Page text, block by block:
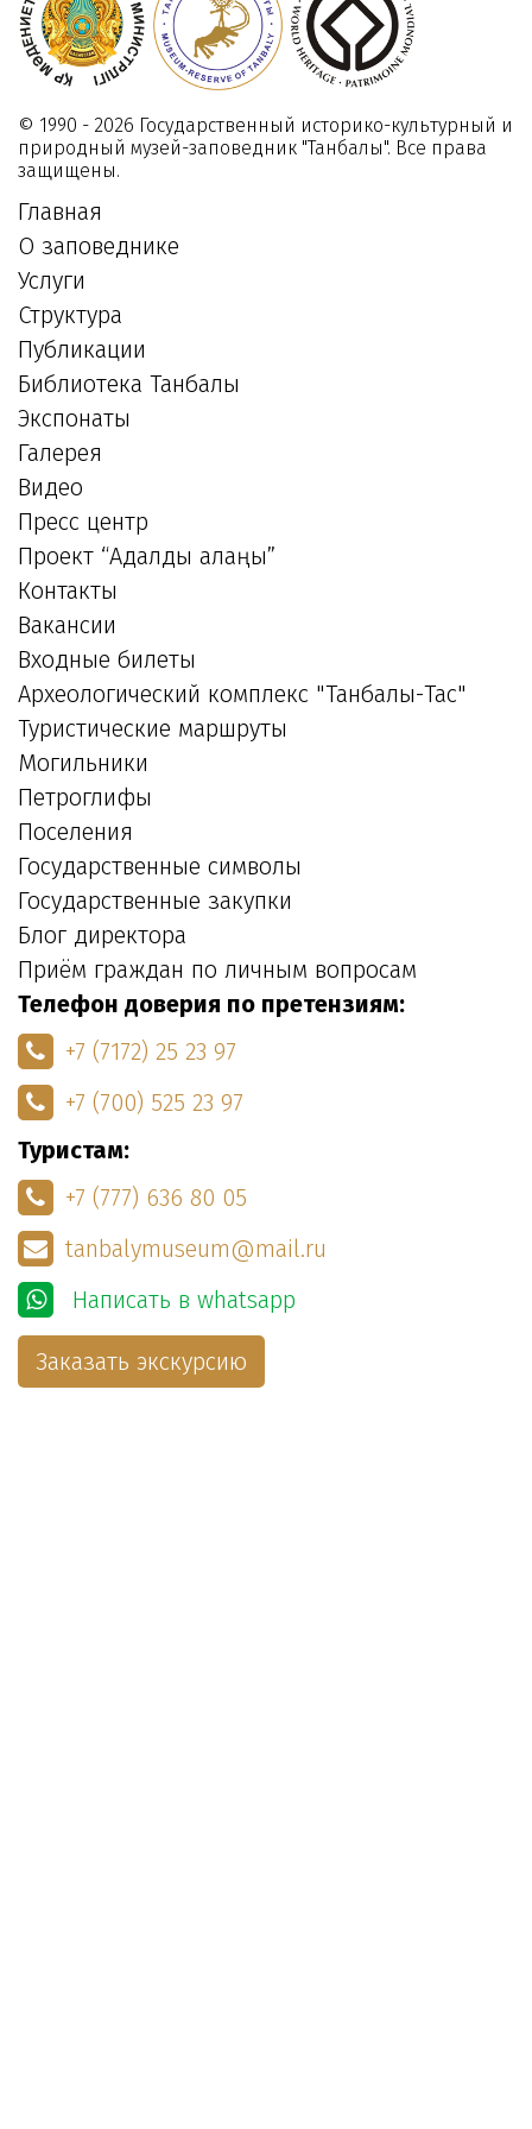
24
Сентября
2025
© 1990 - 2026 Государственный историко-культурный и
природный музей-заповедник "Танбалы". Все права
защищены.
Главная
О заповеднике
Услуги
Структура
Публикации
Библиотека Танбалы
Экспонаты
Галерея
Видео
Пресс центр
Проект “Адалдық алаңы”
Контакты
Вакансии
Входные билеты
Археологический комплекс "Танбалы-Тас"
Туристические маршруты
Могильники
Петроглифы
Поселения
Государственные символы
Государственные закупки
Блог директора
Приём граждан по личным вопросам
Телефон доверия по претензиям:
+7 (7172) 25 23 97
+7 (700) 525 23 97
Туристам:
+7 (777) 636 80 05
tanbalymuseum@mail.ru
Написать в whatsapp
Заказать экскурсию